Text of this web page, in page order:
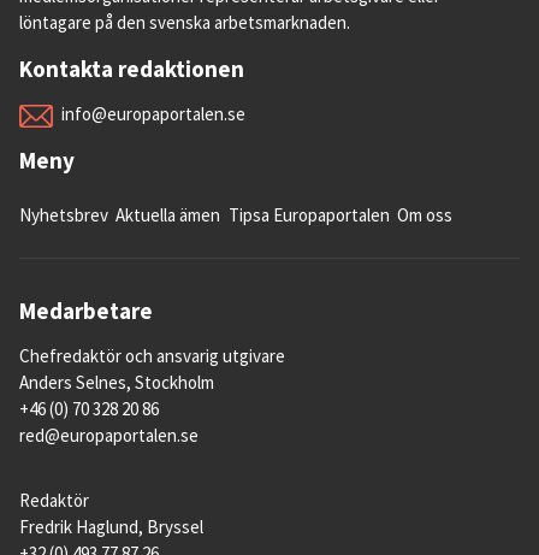
löntagare på den svenska arbetsmarknaden.
Kontakta redaktionen
info@europaportalen.se
Meny
Nyhetsbrev Aktuella ämen Tipsa Europaportalen Om oss
Medarbetare
Chefredaktör och ansvarig utgivare
Anders Selnes, Stockholm
+46 (0) 70 328 20 86
red@europaportalen.se
Redaktör
Fredrik Haglund, Bryssel